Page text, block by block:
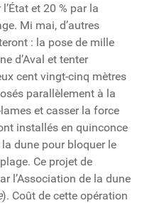
et 20 % par la
Mi mai, d’autres
: la pose de mille
d’Aval et tenter
cent vingt-cinq mètres
parallèlement à la
et casser la force
installés en quinconce
dune pour bloquer le
Ce projet de
l’Association de la dune
). Coût de cette opération